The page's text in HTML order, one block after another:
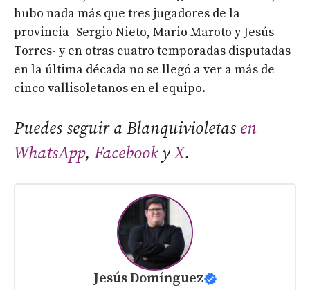
hubo nada más que tres jugadores de la
provincia -Sergio Nieto, Mario Maroto y Jesús
Torres- y en otras cuatro temporadas disputadas
en la última década no se llegó a ver a más de
cinco vallisoletanos en el equipo.
Puedes seguir a Blanquivioletas en
WhatsApp, FacebookyX.
Jesús Domínguez